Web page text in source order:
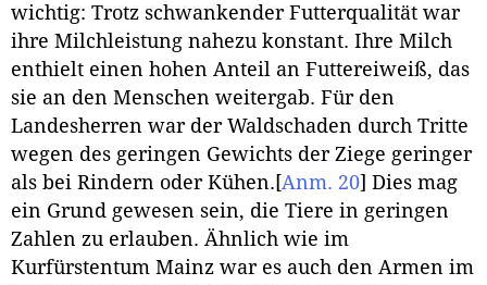
wichtig: Trotz schwankender Futterqualität war
ihre Milchleistung nahezu konstant. Ihre Milch
enthielt einen hohen Anteil an Futtereiweiß, das
sie an den Menschen weitergab. Für den
Landesherren war der Waldschaden durch Tritte
wegen des geringen Gewichts der Ziege geringer
als bei Rindern oder Kühen. [Anm. 20] Dies mag
ein Grund gewesen sein, die Tiere in geringen
Zahlen zu erlauben. Ähnlich wie im
Kurfürstentum Mainz war es auch den Armen im